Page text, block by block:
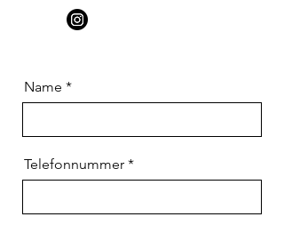
Name
Telefonnummer